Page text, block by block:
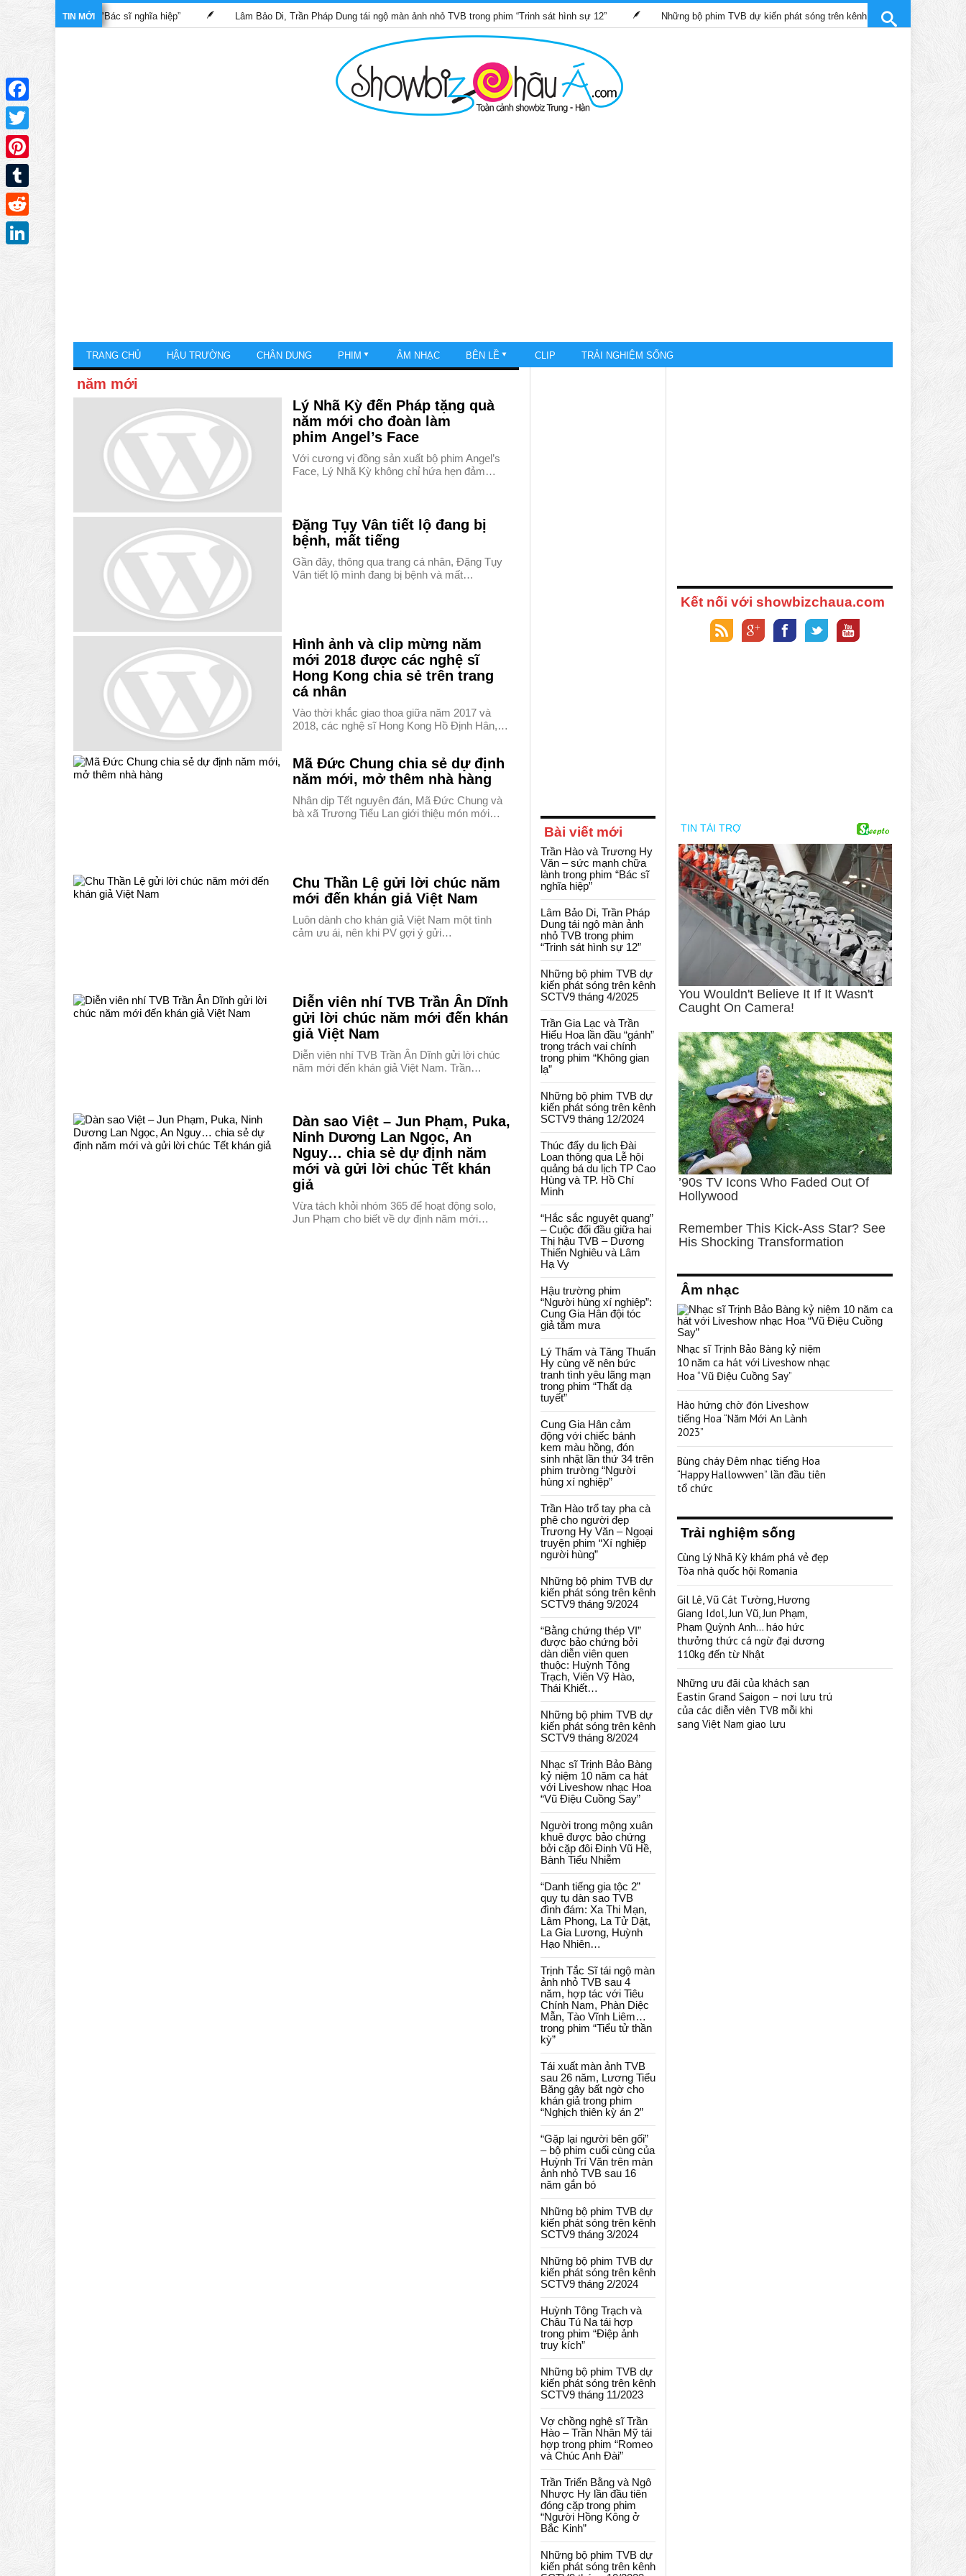
TIN MỚI
trong phim “Bác sĩ nghĩa hiệp” Lâm Bảo Di, Trần Pháp Dung tái ngộ màn ảnh nhỏ TVB trong phim “Trinh sát hình sự 12” Những bộ phim TVB dự kiến phát sóng trên kênh SCTV9 tháng 4/2025
TRANG CHỦ HẬU TRƯỜNG CHÂN DUNG PHIM ÂM NHẠC BÊN LỀ CLIP TRẢI NGHIỆM SỐNG
năm mới
Lý Nhã Kỳ đến Pháp tặng quà
năm mới cho đoàn làm
phim Angel’s Face
Với cương vị đồng sản xuất bộ phim Angel’s
Face, Lý Nhã Kỳ không chỉ hứa hẹn đảm…
Đặng Tụy Vân tiết lộ đang bị
bệnh, mất tiếng
Gần đây, thông qua trang cá nhân, Đặng Tụy
Vân tiết lộ mình đang bị bệnh và mất…
Hình ảnh và clip mừng năm
mới 2018 được các nghệ sĩ
Hong Kong chia sẻ trên trang
cá nhân
Vào thời khắc giao thoa giữa năm 2017 và
2018, các nghệ sĩ Hong Kong Hồ Định Hân,…
Mã Đức Chung chia sẻ dự định
năm mới, mở thêm nhà hàng
Nhân dịp Tết nguyên đán, Mã Đức Chung và
bà xã Trương Tiểu Lan giới thiệu món mới…
Chu Thần Lệ gửi lời chúc năm
mới đến khán giả Việt Nam
Luôn dành cho khán giả Việt Nam một tình
cảm ưu ái, nên khi PV gợi ý gửi…
Diễn viên nhí TVB Trần Ân Dĩnh
gửi lời chúc năm mới đến khán
giả Việt Nam
Diễn viên nhí TVB Trần Ân Dĩnh gửi lời chúc
năm mới đến khán giả Việt Nam. Trần…
Dàn sao Việt – Jun Phạm, Puka,
Ninh Dương Lan Ngọc, An
Nguy… chia sẻ dự định năm
mới và gửi lời chúc Tết khán
giả
Vừa tách khỏi nhóm 365 để hoạt động solo,
Jun Phạm cho biết về dự định năm mới…
Bài viết mới
Trần Hào và Trương Hy
Văn – sức mạnh chữa
lành trong phim “Bác sĩ
nghĩa hiệp”
Lâm Bảo Di, Trần Pháp
Dung tái ngộ màn ảnh
nhỏ TVB trong phim
“Trinh sát hình sự 12”
Những bộ phim TVB dự
kiến phát sóng trên kênh
SCTV9 tháng 4/2025
Trần Gia Lạc và Trần
Hiểu Hoa lần đầu “gánh”
trọng trách vai chính
trong phim “Không gian
lạ”
Những bộ phim TVB dự
kiến phát sóng trên kênh
SCTV9 tháng 12/2024
Thúc đẩy du lịch Đài
Loan thông qua Lễ hội
quảng bá du lịch TP Cao
Hùng và TP. Hồ Chí
Minh
“Hắc sắc nguyệt quang”
– Cuộc đối đầu giữa hai
Thị hậu TVB – Dương
Thiến Nghiêu và Lâm
Hạ Vy
Hậu trường phim
“Người hùng xí nghiệp”:
Cung Gia Hân đội tóc
giả tắm mưa
Lý Thấm và Tăng Thuấn
Hy cùng vẽ nên bức
tranh tình yêu lãng mạn
trong phim “Thất dạ
tuyết”
Cung Gia Hân cảm
động với chiếc bánh
kem màu hồng, đón
sinh nhật lần thứ 34 trên
phim trường “Người
hùng xí nghiệp”
Trần Hào trổ tay pha cà
phê cho người đẹp
Trương Hy Văn – Ngoại
truyện phim “Xí nghiệp
người hùng”
Những bộ phim TVB dự
kiến phát sóng trên kênh
SCTV9 tháng 9/2024
“Bằng chứng thép VI”
được bảo chứng bởi
dàn diễn viên quen
thuộc: Huỳnh Tông
Trạch, Viên Vỹ Hào,
Thái Khiết…
Những bộ phim TVB dự
kiến phát sóng trên kênh
SCTV9 tháng 8/2024
Nhạc sĩ Trịnh Bảo Bàng
kỷ niệm 10 năm ca hát
với Liveshow nhạc Hoa
“Vũ Điệu Cuồng Say”
Người trong mộng xuân
khuê được bảo chứng
bởi cặp đôi Đinh Vũ Hề,
Bành Tiểu Nhiễm
“Danh tiếng gia tộc 2”
quy tụ dàn sao TVB
đình đám: Xa Thi Mạn,
Lâm Phong, La Tử Dật,
La Gia Lương, Huỳnh
Hạo Nhiên…
Trịnh Tắc Sĩ tái ngộ màn
ảnh nhỏ TVB sau 4
năm, hợp tác với Tiêu
Chính Nam, Phàn Diệc
Mẫn, Tào Vĩnh Liêm…
trong phim “Tiểu tử thần
kỳ”
Tái xuất màn ảnh TVB
sau 26 năm, Lương Tiểu
Băng gây bất ngờ cho
khán giả trong phim
“Nghịch thiên kỳ án 2”
“Gặp lại người bên gối”
– bộ phim cuối cùng của
Huỳnh Trí Văn trên màn
ảnh nhỏ TVB sau 16
năm gắn bó
Những bộ phim TVB dự
kiến phát sóng trên kênh
SCTV9 tháng 3/2024
Những bộ phim TVB dự
kiến phát sóng trên kênh
SCTV9 tháng 2/2024
Huỳnh Tông Trạch và
Châu Tú Na tái hợp
trong phim “Điệp ảnh
truy kích”
Những bộ phim TVB dự
kiến phát sóng trên kênh
SCTV9 tháng 11/2023
Vợ chồng nghệ sĩ Trần
Hào – Trần Nhân Mỹ tái
hợp trong phim “Romeo
và Chúc Anh Đài”
Trần Triển Bằng và Ngô
Nhược Hy lần đầu tiên
đóng cặp trong phim
“Người Hồng Kông ở
Bắc Kinh”
Những bộ phim TVB dự
kiến phát sóng trên kênh
Kết nối với showbizchaua.com
Âm nhạc
Nhạc sĩ Trịnh Bảo Bàng kỷ niệm
10 năm ca hát với Liveshow nhạc
Hoa “Vũ Điệu Cuồng Say”
Hào hứng chờ đón Liveshow
tiếng Hoa “Năm Mới An Lành
2023”
Bùng cháy Đêm nhạc tiếng Hoa
“Happy Hallowwen” lần đầu tiên
tổ chức
Trải nghiệm sống
Cùng Lý Nhã Kỳ khám phá vẻ đẹp
Tòa nhà quốc hội Romania
Gil Lê, Vũ Cát Tường, Hương
Giang Idol, Jun Vũ, Jun Phạm,
Phạm Quỳnh Anh… háo hức
thưởng thức cá ngừ đại dương
110kg đến từ Nhật
Những ưu đãi của khách sạn
Eastin Grand Saigon – nơi lưu trú
của các diễn viên TVB mỗi khi
sang Việt Nam giao lưu
Facebook
Twitter
Pinterest
Tumblr
Reddit